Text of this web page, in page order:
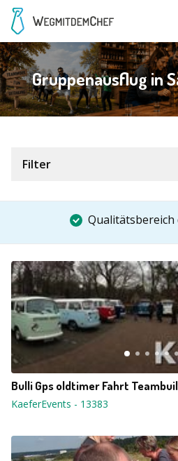
Gruppenausflug in
Filter
Qualitätsbereich
Bulli Gps oldtimer Fahrt
KaeferEvents - 13383